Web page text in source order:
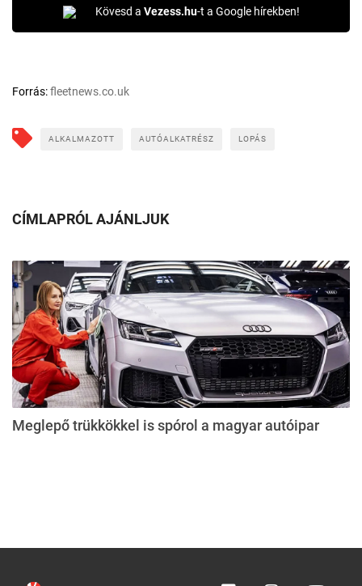
Kövesd a Vezess.hu-t a Google hírekben!
Forrás:fleetnews.co.uk
ALKALMAZOTT AUTÓALKATRÉSZ LOPÁS
CÍMLAPRÓL AJÁNLJUK
Meglepő trükkökkel is spórol a magyar autóipar